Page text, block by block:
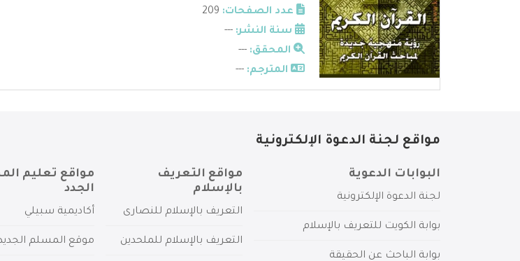
عدد الصفحات:
سنة النشر: ---
المحقق: ---
المترجم: ---
مواقع لجنة الدعوة الإلكترونية
البوابات الدعوية
لجنة الدعوة الإلكترونية
بوابة الكويت للتعريف بالإسلام
بوابة الباحث عن الحقيقة
مواقع التعريف
بالإسلام
التعريف بالإسلام للنصارى
التعريف بالإسلام للملحدين
مواقع تعليم
الجدد
أكاديمية سبيلي
موقع المسلم